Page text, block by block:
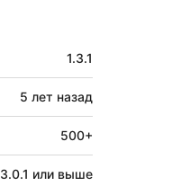
1.3.1
5 лет назад
500+
3.0.1 или выше